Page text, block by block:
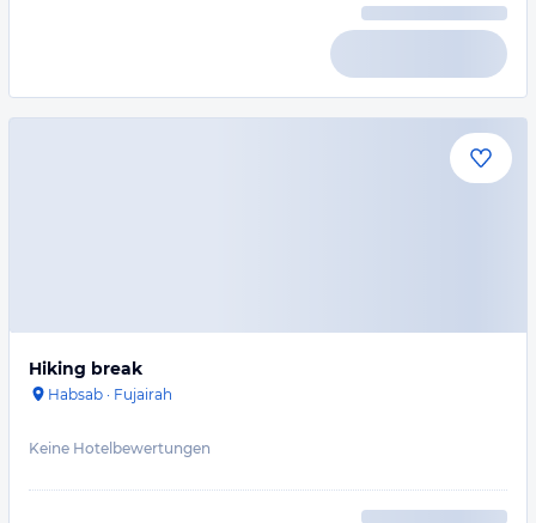
Hiking break
Habsab · Fujairah
Keine Hotelbewertungen